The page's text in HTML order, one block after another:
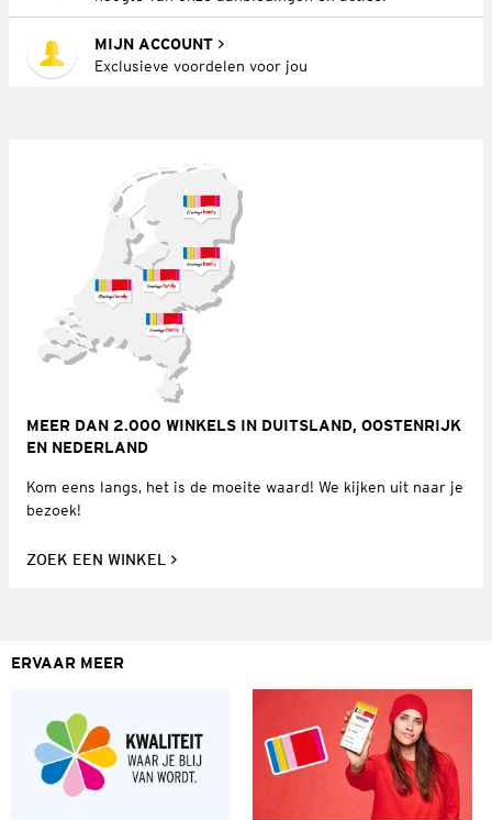
MIJN ACCOUNT
Exclusieve voordelen voor jou
MEER DAN 2.000 WINKELS IN DUITSLAND, OOSTENRIJK
EN NEDERLAND
Kom eens langs, het is de moeite waard! We kijken uit naar je
bezoek!
ZOEK EEN WINKEL
ERVAAR MEER